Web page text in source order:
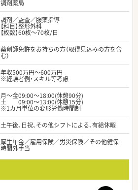
調剤薬局
調剤／監査／服薬指導
【科目】整形外科
【枚数】60枚～70枚/日
薬剤師免許をお持ちの方（取得見込みの方を含
む）
年収500万円～600万円
※経験者例・スキル等考慮
月～金09:00～18:00(休憩90分)
土 09:00～13:00(休憩15分)
※1カ月単位の変形労働時間制
土午後、日祝、その他シフトによる、有給休暇
厚生年金／雇用保険／労災保険／その他健保
時間外手当